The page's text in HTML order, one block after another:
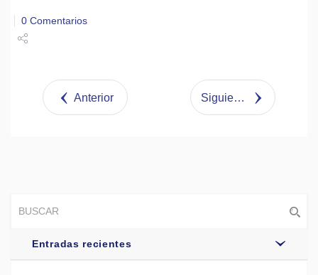
0 Comentarios
Tweet
Anterior Siguiente
Entradas recientes